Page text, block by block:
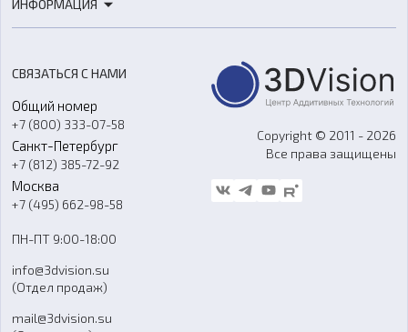
Расходные материалы
Оборудование и материалы для вакуумного литья
Аксессуары и прочее оборудование
Программное обеспечение
3D-моделирование
Ремонт и услуги
ИНФОРМАЦИЯ
О компании
Контакты
Гос. закупки
Стать дилером
Блог
FAQ
СВЯЗАТЬСЯ С НАМИ
Общий номер
+7 (800) 333-07-58
Санкт-Петербург
+7 (812) 385-72-92
Москва
+7 (495) 662-98-58
ПН-ПТ 9:00-18:00
info@3dvision.su
(Отдел продаж)
mail@3dvision.su
Copyright © 2011 - 2026
Все права защищены